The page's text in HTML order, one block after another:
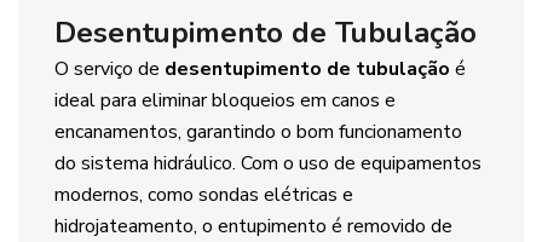
Desentupimento de Tubulação
O serviço de desentupimento de tubulação é
ideal para eliminar bloqueios em canos e
encanamentos, garantindo o bom funcionamento
do sistema hidráulico. Com o uso de equipamentos
modernos, como sondas elétricas e
hidrojateamento, o entupimento é removido de